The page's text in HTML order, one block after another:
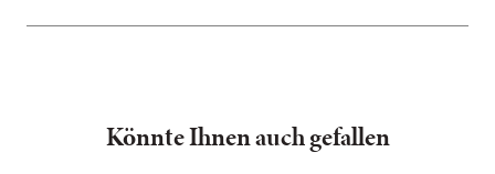
Könnte Ihnen auch gefallen